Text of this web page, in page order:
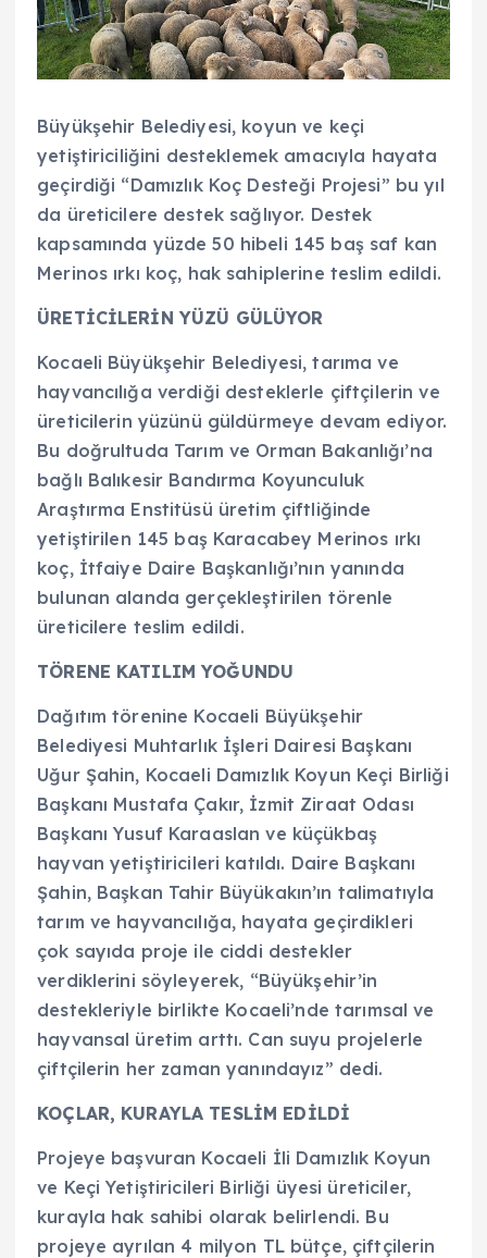
Büyükşehir Belediyesi, koyun ve keçi
yetiştiriciliğini desteklemek amacıyla hayata
geçirdiği “Damızlık Koç Desteği Projesi” bu yıl
da üreticilere destek sağlıyor. Destek
kapsamında yüzde 50 hibeli 145 baş saf kan
Merinos ırkı koç, hak sahiplerine teslim edildi.
ÜRETİCİLERİN YÜZÜ GÜLÜYOR
Kocaeli Büyükşehir Belediyesi, tarıma ve
hayvancılığa verdiği desteklerle çiftçilerin ve
üreticilerin yüzünü güldürmeye devam ediyor.
Bu doğrultuda Tarım ve Orman Bakanlığı’na
bağlı Balıkesir Bandırma Koyunculuk
Araştırma Enstitüsü üretim çiftliğinde
yetiştirilen 145 baş Karacabey Merinos ırkı
koç, İtfaiye Daire Başkanlığı’nın yanında
bulunan alanda gerçekleştirilen törenle
üreticilere teslim edildi.
TÖRENE KATILIM YOĞUNDU
Dağıtım törenine Kocaeli Büyükşehir
Belediyesi Muhtarlık İşleri Dairesi Başkanı
Uğur Şahin, Kocaeli Damızlık Koyun Keçi Birliği
Başkanı Mustafa Çakır, İzmit Ziraat Odası
Başkanı Yusuf Karaaslan ve küçükbaş
hayvan yetiştiricileri katıldı. Daire Başkanı
Şahin, Başkan Tahir Büyükakın’ın talimatıyla
tarım ve hayvancılığa, hayata geçirdikleri
çok sayıda proje ile ciddi destekler
verdiklerini söyleyerek, “Büyükşehir’in
destekleriyle birlikte Kocaeli’nde tarımsal ve
hayvansal üretim arttı. Can suyu projelerle
çiftçilerin her zaman yanındayız” dedi.
KOÇLAR, KURAYLA TESLİM EDİLDİ
Projeye başvuran Kocaeli İli Damızlık Koyun
ve Keçi Yetiştiricileri Birliği üyesi üreticiler,
kurayla hak sahibi olarak belirlendi. Bu
projeye ayrılan 4 milyon TL bütçe, çiftçilerin